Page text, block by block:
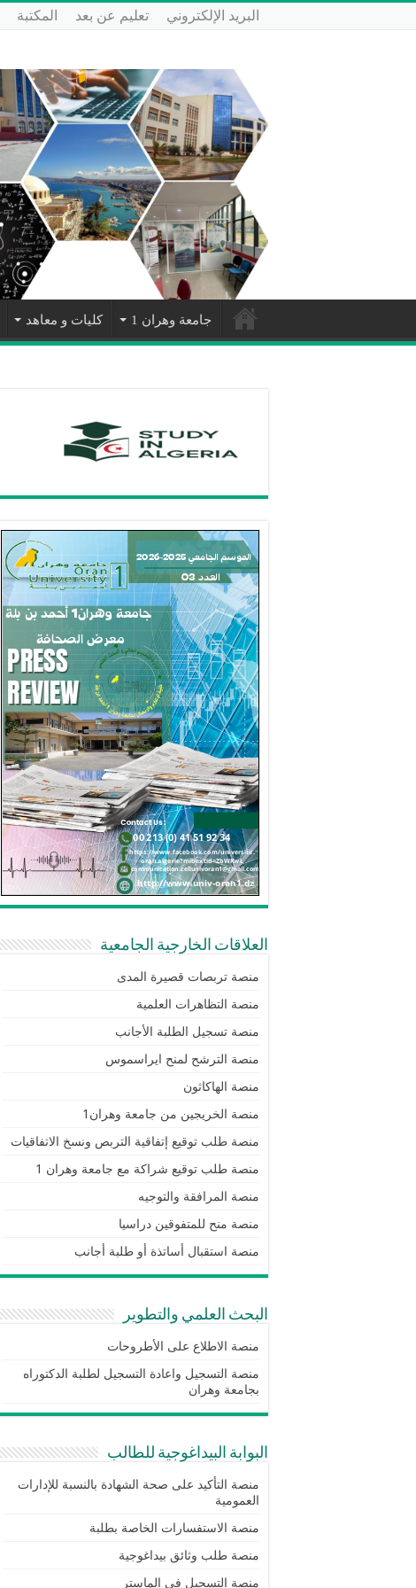
البريد الإلكتروني تعليم عن بعد المكتبة
جامعة وهران 1 كليات و معاهد
العلاقات الخارجية الجامعية
منصة تربصات قصيرة المدى
منصة التظاهرات العلمية
منصة تسجيل الطلبة الأجانب
منصة الترشح لمنح ايراسموس
منصة الهاكاثون
منصة الخريجين من جامعة وهران1
منصة طلب توقيع إتفاقية التربص ونسخ الاتفاقيات
منصة طلب توقيع شراكة مع جامعة وهران 1
منصة المرافقة والتوجيه
منصة منح للمتفوقين دراسيا
منصة استقبال أساتذة أو طلبة أجانب
البحث العلمي والتطوير
منصة الاطلاع على الأطروحات
منصة التسجيل واعادة التسجيل لطلبة الدكتوراه
بجامعة وهران
البوابة البيداغوجية للطالب
منصة التأكيد على صحة الشهادة بالنسبة للإدارات
العمومية
منصة الاستفسارات الخاصة بطلبة
منصة طلب وثائق بيداغوجية
منصة التسجيل في الماستر